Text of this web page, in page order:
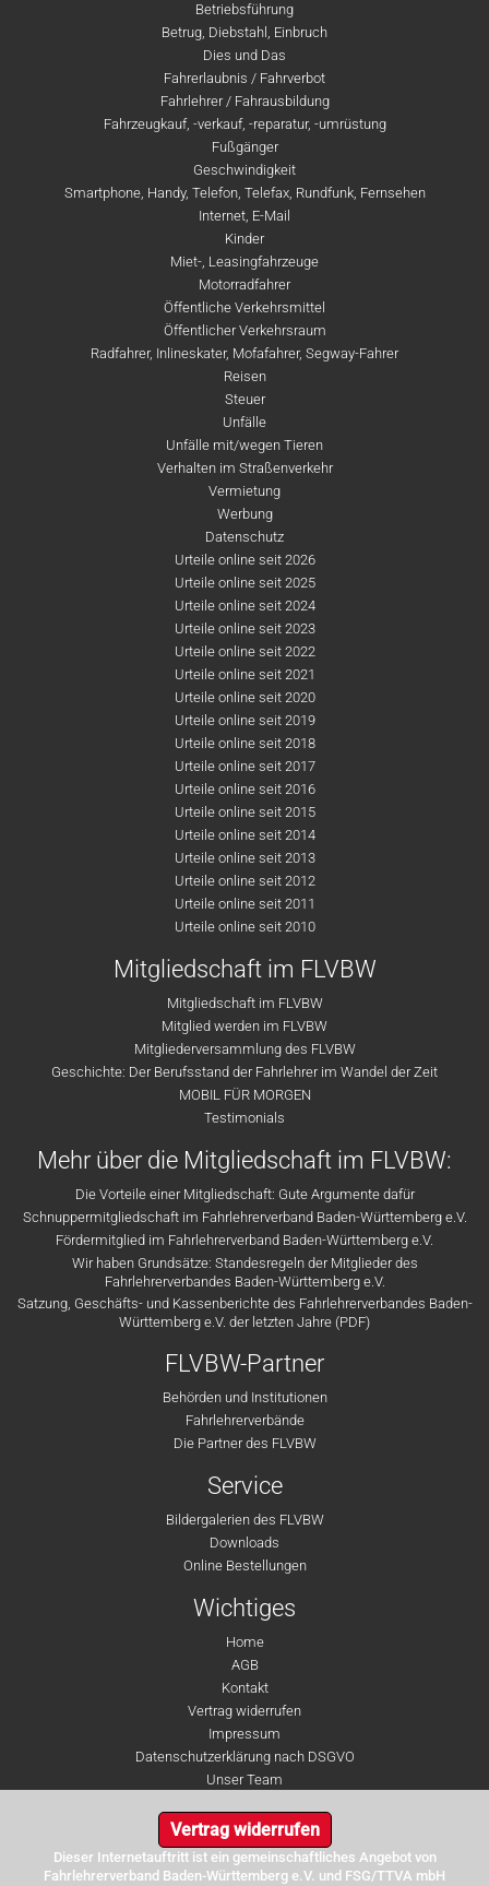
Betriebsführung
Betrug, Diebstahl, Einbruch
Dies und Das
Fahrerlaubnis / Fahrverbot
Fahrlehrer / Fahrausbildung
Fahrzeugkauf, -verkauf, -reparatur, -umrüstung
Fußgänger
Geschwindigkeit
Smartphone, Handy, Telefon, Telefax, Rundfunk, Fernsehen
Internet, E-Mail
Kinder
Miet-, Leasingfahrzeuge
Motorradfahrer
Öffentliche Verkehrsmittel
Öffentlicher Verkehrsraum
Radfahrer, Inlineskater, Mofafahrer, Segway-Fahrer
Reisen
Steuer
Unfälle
Unfälle mit/wegen Tieren
Verhalten im Straßenverkehr
Vermietung
Werbung
Datenschutz
Urteile online seit 2026
Urteile online seit 2025
Urteile online seit 2024
Urteile online seit 2023
Urteile online seit 2022
Urteile online seit 2021
Urteile online seit 2020
Urteile online seit 2019
Urteile online seit 2018
Urteile online seit 2017
Urteile online seit 2016
Urteile online seit 2015
Urteile online seit 2014
Urteile online seit 2013
Urteile online seit 2012
Urteile online seit 2011
Urteile online seit 2010
Mitgliedschaft im FLVBW
Mitgliedschaft im FLVBW
Mitglied werden im FLVBW
Mitgliederversammlung des FLVBW
Geschichte: Der Berufsstand der Fahrlehrer im Wandel der Zeit
MOBIL FÜR MORGEN
Testimonials
Mehr über die Mitgliedschaft im FLVBW:
Die Vorteile einer Mitgliedschaft: Gute Argumente dafür
Schnuppermitgliedschaft im Fahrlehrerverband Baden-Württemberg e.V.
Fördermitglied im Fahrlehrerverband Baden-Württemberg e.V.
Wir haben Grundsätze: Standesregeln der Mitglieder des
Fahrlehrerverbandes Baden-Württemberg e.V.
Satzung, Geschäfts- und Kassenberichte des Fahrlehrerverbandes Baden-
Württemberg e.V. der letzten Jahre (PDF)
FLVBW-Partner
Behörden und Institutionen
Fahrlehrerverbände
Die Partner des FLVBW
Service
Bildergalerien des FLVBW
Downloads
Online Bestellungen
Wichtiges
Home
AGB
Kontakt
Vertrag widerrufen
Impressum
Datenschutzerklärung nach DSGVO
Unser Team
Vertrag widerrufen
Dieser Internetauftritt ist ein gemeinschaftliches Angebot von
Fahrlehrerverband Baden-Württemberg e.V. und FSG/TTVA mbH